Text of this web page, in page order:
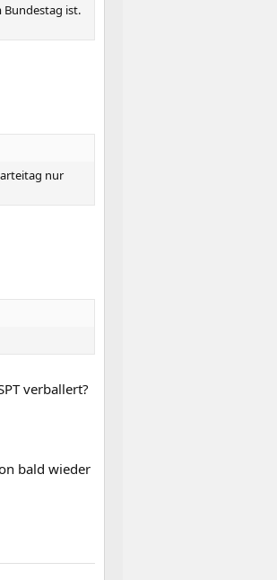
Bundestag ist.
nur
verballert?
bald wieder